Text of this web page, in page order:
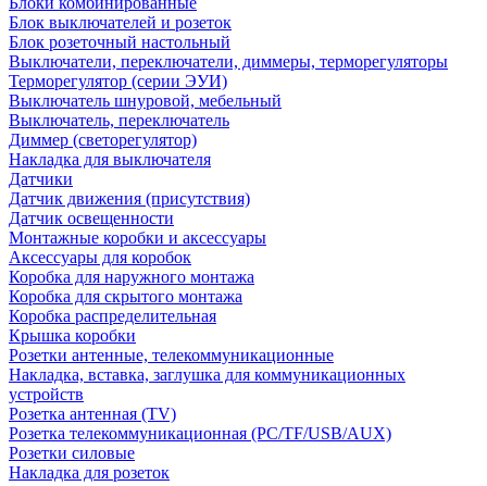
Блок выключателей и розеток
Блок розеточный настольный
Выключатели, переключатели, диммеры, терморегуляторы
Терморегулятор (серии ЭУИ)
Выключатель шнуровой, мебельный
Выключатель, переключатель
Диммер (светорегулятор)
Накладка для выключателя
Датчики
Датчик движения (присутствия)
Датчик освещенности
Монтажные коробки и аксессуары
Аксессуары для коробок
Коробка для наружного монтажа
Коробка для скрытого монтажа
Коробка распределительная
Крышка коробки
Розетки антенные, телекоммуникационные
Накладка, вставка, заглушка для коммуникационных
устройств
Розетка антенная (TV)
Розетка телекоммуникационная (PC/TF/USB/AUX)
Розетки силовые
Накладка для розеток